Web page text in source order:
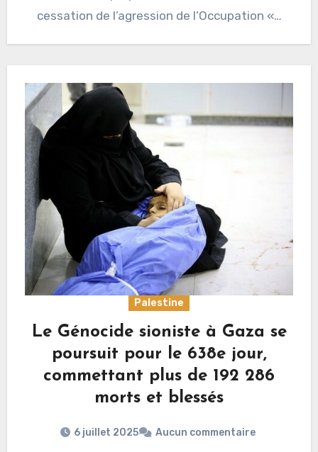
cessation de l’agression de l’Occupation «…
Palestine
Le Génocide sioniste à Gaza se
poursuit pour le 638e jour,
commettant plus de 192 286
morts et blessés
6 juillet 2025 Aucun commentaire